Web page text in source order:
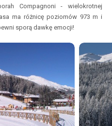
Compagnoni - wielokrotnej
ma różnicę poziomów 973 m i
sporą dawkę emocji!